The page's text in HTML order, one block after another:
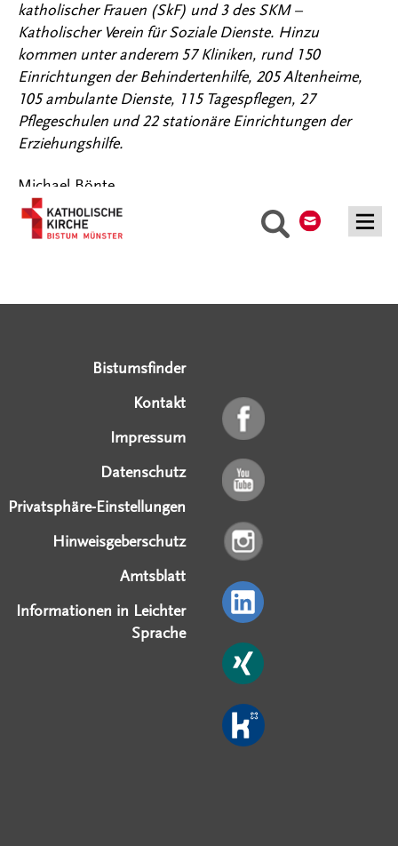
Suche
katholischer Frauen (SkF) und 3 des SKM –
Katholischer Verein für Soziale Dienste. Hinzu
kommen unter anderem 57 Kliniken, rund 150
Einrichtungen der Behindertenhilfe, 205 Altenheime,
105 ambulante Dienste, 115 Tagespflegen, 27
Pflegeschulen und 22 stationäre Einrichtungen der
Erziehungshilfe.
Michael Bönte
Bistumsfinder
Kontakt
Impressum
Datenschutz
Privatsphäre-Einstellungen
Hinweisgeberschutz
Amtsblatt
Informationen in Leichter
Sprache